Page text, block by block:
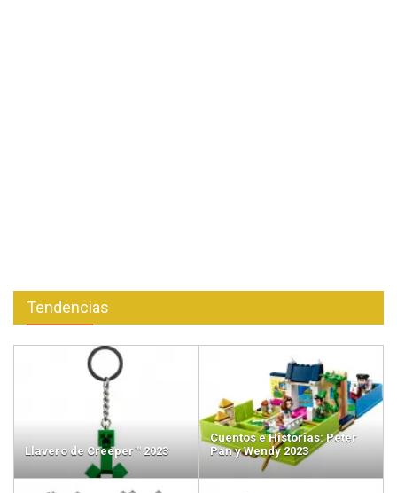
Tendencias
Llavero de Creeper™ 2023
Cuentos e Historias: Peter
Pan y Wendy 2023